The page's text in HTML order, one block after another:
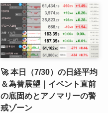
🚀 本日（7/30）の日経平均
＆為替展望｜イベント直前
の底固めとアノマリーの警
戒ゾーン